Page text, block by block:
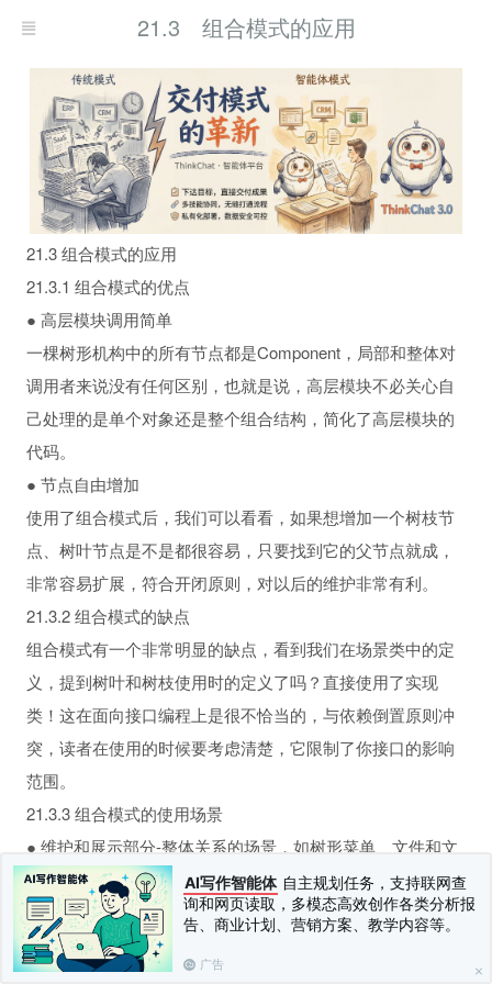
AI写作智能体 自主规划任务，支持联网查
询和网页读取，多模态高效创作各类分析报
告、商业计划、营销方案、教学内容等。
广告
21.3 组合模式的应用
21.3 组合模式的应用
21.3.1 组合模式的优点
● 高层模块调用简单
一棵树形机构中的所有节点都是Component，局部和整体对
调用者来说没有任何区别，也就是说，高层模块不必关心自
己处理的是单个对象还是整个组合结构，简化了高层模块的
代码。
● 节点自由增加
使用了组合模式后，我们可以看看，如果想增加一个树枝节
点、树叶节点是不是都很容易，只要找到它的父节点就成，
非常容易扩展，符合开闭原则，对以后的维护非常有利。
21.3.2 组合模式的缺点
组合模式有一个非常明显的缺点，看到我们在场景类中的定
义，提到树叶和树枝使用时的定义了吗？直接使用了实现
类！这在面向接口编程上是很不恰当的，与依赖倒置原则冲
突，读者在使用的时候要考虑清楚，它限制了你接口的影响
范围。
21.3.3 组合模式的使用场景
● 维护和展示部分-整体关系的场景，如树形菜单、文件和文
件夹管理。
● 从一个整体中能够独立出部分模块或功能的场景。
21.3.4 组合模式的注意事项
只要是树形结构，就要考虑使用组合模式，这个一定要记